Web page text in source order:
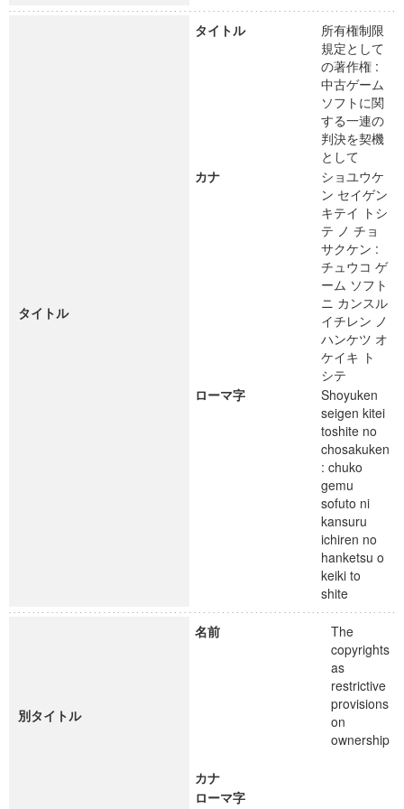
タイトル
タイトル
所有権制限
規定として
の著作権 :
中古ゲーム
ソフトに関
する一連の
判決を契機
として
カナ
ショユウケ
ン セイゲン
キテイ トシ
テ ノ チョ
サクケン :
チュウコ ゲ
ーム ソフト
ニ カンスル
イチレン ノ
ハンケツ オ
ケイキ ト
シテ
ローマ字
Shoyuken
seigen kitei
toshite no
chosakuken
: chuko
gemu
sofuto ni
kansuru
ichiren no
hanketsu o
keiki to
shite
別タイトル
名前
The
copyrights
as
restrictive
provisions
on
ownership
カナ
ローマ字